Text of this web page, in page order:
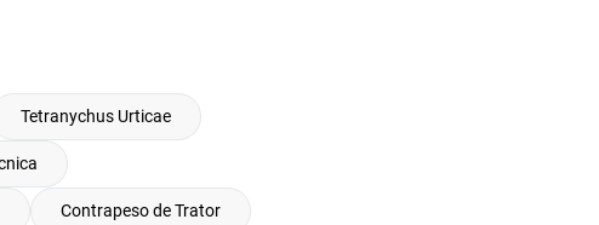
Tetranychus Urticae
Contrapeso de Trator